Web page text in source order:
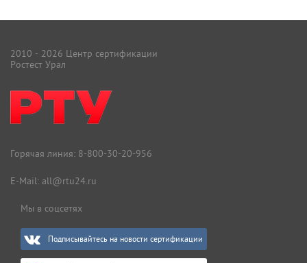
2010 - 2026 Центр сертификации
Ростест Урал
Горячая линия: 8-800-30-20-956
E-Mail: all@rtu24.ru
Мы в соцсетях
Подписывайтесь на новости сертификации